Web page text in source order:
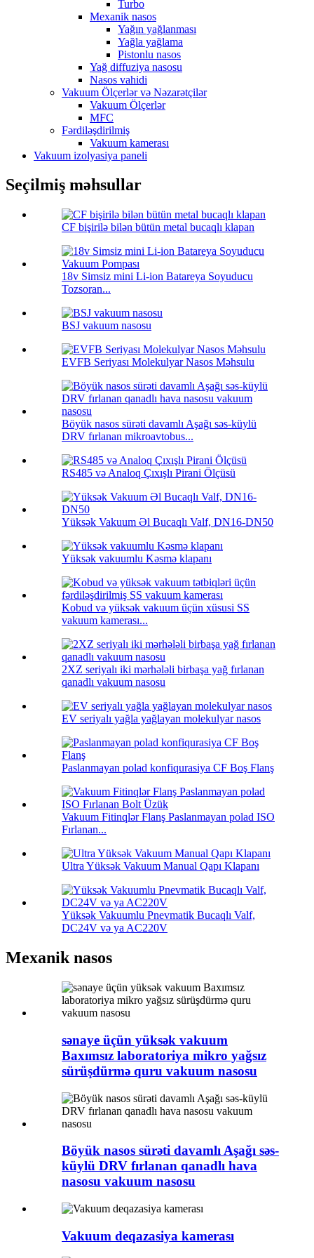
Turbo
Mexanik nasos
Yağın yağlanması
Yağla yağlama
Pistonlu nasos
Yağ diffuziya nasosu
Nasos vahidi
Vakuum Ölçerlər və Nəzarətçilər
Vakuum Ölçerlər
MFC
Fərdiləşdirilmiş
Vakuum kamerası
Vakuum izolyasiya paneli
Seçilmiş məhsullar
CF bişirilə bilən bütün metal bucaqlı klapan
18v Simsiz mini Li-ion Batareya Soyuducu
Tozsoran...
BSJ vakuum nasosu
EVFB Seriyası Molekulyar Nasos Məhsulu
Böyük nasos sürəti davamlı Aşağı səs-küylü
DRV fırlanan mikroavtobus...
RS485 və Analoq Çıxışlı Pirani Ölçüsü
Yüksək Vakuum Əl Bucaqlı Valf, DN16-DN50
Yüksək vakuumlu Kəsmə klapanı
Kobud və yüksək vakuum üçün xüsusi SS
vakuum kamerası...
2XZ seriyalı iki mərhələli birbaşa yağ fırlanan
qanadlı vakuum nasosu
EV seriyalı yağla yağlayan molekulyar nasos
Paslanmayan polad konfiqurasiya CF Boş Flanş
Vakuum Fitinqlər Flanş Paslanmayan polad ISO
Fırlanan...
Ultra Yüksək Vakuum Manual Qapı Klapanı
Yüksək Vakuumlu Pnevmatik Bucaqlı Valf,
DC24V və ya AC220V
Mexanik nasos
sənaye üçün yüksək vakuum
Baxımsız laboratoriya mikro yağsız
sürüşdürmə quru vakuum nasosu
Böyük nasos sürəti davamlı Aşağı səs-
küylü DRV fırlanan qanadlı hava
nasosu vakuum nasosu
Vakuum deqazasiya kamerası